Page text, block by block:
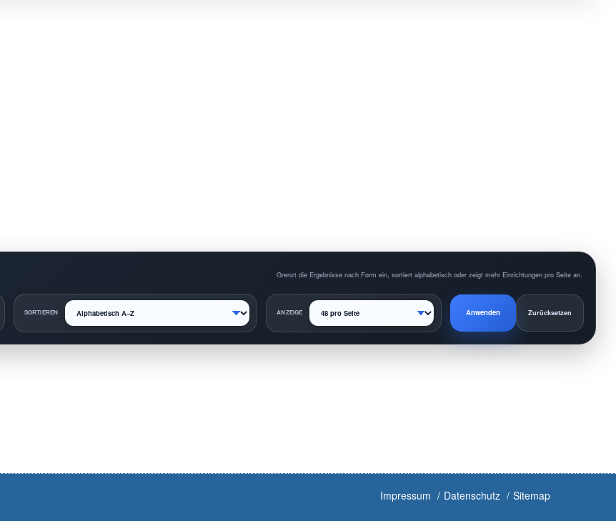
Grenzt die Ergebnisse nach Form ein, sortiert alphabetisch oder zeigt mehr Einrichtungen pro Seite an.
SORTIEREN ANZEIGE Anwenden Zurücksetzen
Impressum Datenschutz Sitemap